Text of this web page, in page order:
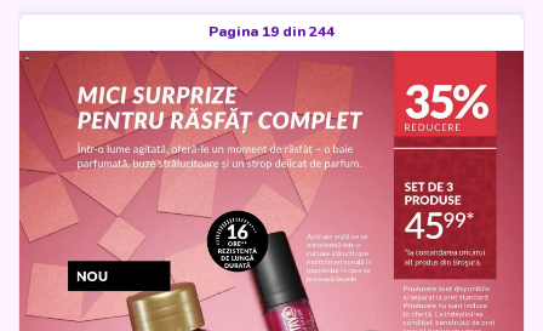
Pagina 19 din 244